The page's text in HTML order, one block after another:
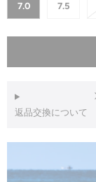
7.0 7.5
返品交換について